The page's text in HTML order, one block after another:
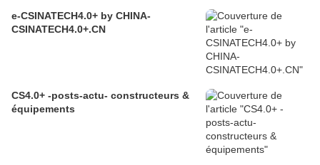
e-CSINATECH4.0+ by CHINA-
CSINATECH4.0+.CN
CS4.0+ -posts-actu- constructeurs &
équipements